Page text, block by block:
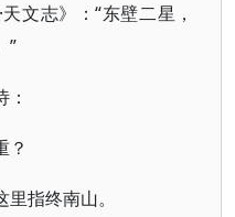
文志》：“东壁二星，
”
？
指终南山。